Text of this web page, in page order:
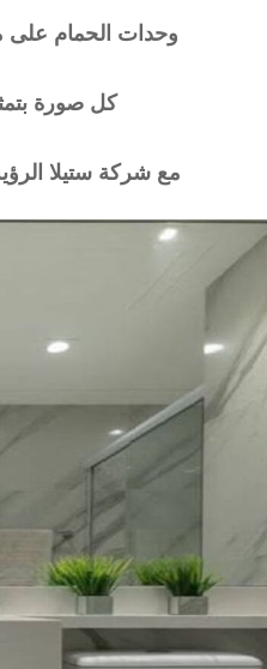
وحدات الحمام على
كل صورة
مع شركة ستيلا